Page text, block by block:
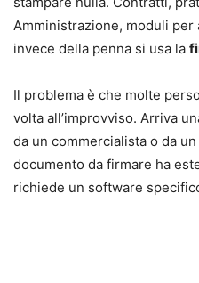
Amministrazione, moduli
invece della penna si usa la
Il problema è che molte
volta all’improvviso. Arriva
da un commercialista o da
documento da firmare ha
richiede un software